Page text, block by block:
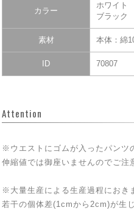
カラー
ホワイト
ブラック
素材 本体：綿
ID 70807
Attention
※ウエストにゴムが入ったパンツ
伸縮値では御座いませんのでご注
※大量生産による生産過程におき
若干の個体差(1cmから2cm)が生